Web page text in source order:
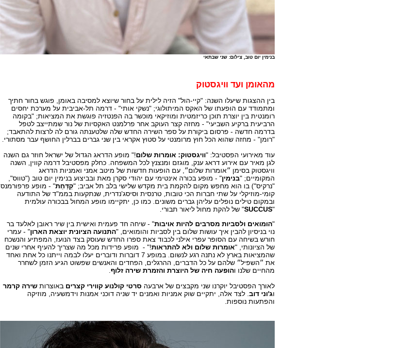
בנימין יום טוב, צילום: שני שבתאי
מהאומן ועד וויגסטוק
בין ההצגות שיעלו השנה: "קיי-הול" הזיה לילית על בחור שיוצא למסיבה באומן, פוגש בחור חתיך
ומתמודד עם הופעתו של האקס המיתולוגי; "נשקי אותי" - דרמה תל-אביבית על מערכת יחסים
רומנטית בין יוצרת תוכן כריזמטית ומוזיקאי מוכשר בה הפנטזיה פוגשת את המציאות; "בקומה
הרביעית ברקיע השביעי" - מחזה קצר העוקב אחר פרלמנט האקסיות של נור שמתייצב לטפל
בדרמה חדשה - פרסום ביקורת על ספר השירה החדש שלה שלטענתה גורם לה לרצות להתאבד;
"רומן" - מחזה שהוא הכל חוץ מרומנטי על סטוץ אקראי בין שני גברים בברלין החושף עבר מסתורי.
עוד מאירועי הפסטיבל: "וויגסטוק: אומרות שלום!" מופע הדראג הגדול של ישראל חוזר גם השנה
לגן מאיר עם אירוע דראג ענק, מוגזם ומנצנץ לכל המשפחה. כחלק מפסטיבל דרמה קווין, השנה
וויגסטוק בסימן ״אומרות שלום״, עם הופעות חדשות של מיטב אמני ואמניות הדראג
המקומיים; "בנימין" - מופע בכורה אינטימי עם יהודי סקרן מאת ובביצוע בנימין יום טוב ("טווס",
"נרקיס") בו הוא מחפש מקום להקמת בית מקדש שלישי בלב תל אביב; "קַדַּחַת" - מופע פרפורמנס
קומי-מוזיקלי על שתי חברות הכי טובות, טרנסית וסיסג'נדרית, שנתקעות בממ"ד של התודעה
ובמקום טילים נופלים עליהן גברים משונים. כמו כן, יתקיימו מופע המחול בבכורה עולמית
"
SUCCUS" של להקת מחול ליאור תבורי.
"הומואים ולסביות מסרבים להיות אויבות" - שיחה חד פעמית ואישית בין שיר ראובן לאלעד בר
נוי בניסיון להבין איך עושות שלום בין לסביות והומואים, "התנועה הציונית יוצאת הארון" - עמרי
חורש בשיחה עם הסופר עפרי אילני לכבוד צאת ספרו החדש שעוסק בצד הנועז, המפתיע והנשכח
של הציונותי, "אומרות שלום ולא להתראות!" - מופע פרידות מכל מה שצריך להעיף אחרי שנים
שהמציאות בארץ לא נתנה רגע לנשום. במופע 7 דוברות ודוברים יעלו לבמה וייתנו כל אחת ואחד
את ״השפיל״ שלהם על כל הדברים, ההרגלים, הפחדים והאנשים שפשוט הגיע הזמן לשחרר
מהחיים שלנו והופעה חיה של היוצרת והזמרת שירה זלוף
לאורך הפסטיבל יוקרנו שני מקבצים של ארבעה סרטי קולנוע קווירי קצרים באוצרות שירה קרמר
וג'וני דוב . לצד אלה, יתקיים שוק אמניות ואמנים יד שניה דוכני אמנות וידמשעיה, מוזיקה
והפתעות נוספות.